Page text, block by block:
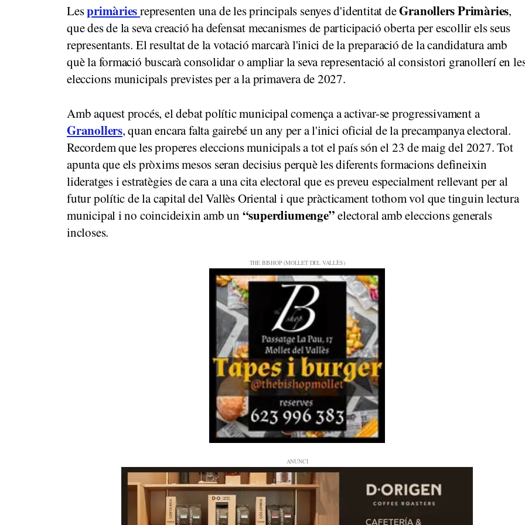
Lesprimàriesrepresenten una de les principals senyes d'identitat deGranollers Primàries,
que des de la seva creació ha defensat mecanismes de participació oberta per escollir els seus
representants. El resultat de la votació marcarà l'inici de la preparació de la candidatura amb
què la formació buscarà consolidar o ampliar la seva representació al consistori granollerí en
eleccions municipals previstes per a la primavera de 2027.
Amb aquest procés, el debat polític municipal comença a activar-se progressivament a
Granollers, quan encara falta gairebé un any per a l'inici oficial de la precampanya electoral.
Recordem que les properes eleccions municipals a tot el país són el 23 de maig del 2027. Tot
apunta que els pròxims mesos seran decisius perquè les diferents formacions defineixin
lideratges i estratègies de cara a una cita electoral que es preveu especialment rellevant per al
futur polític de la capital del Vallès Oriental i que pràcticament tothom vol que tinguin lectura
municipal i no coincideixin amb un “superdiumenge”electoral amb eleccions generals
incloses.